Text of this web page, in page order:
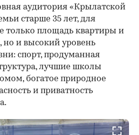
аудитория «Крылатской
старше 35 лет, для
только площадь квартиры и
но и высокий уровень
спорт, продуманная
лучшие школы
богатое природное
и приватность